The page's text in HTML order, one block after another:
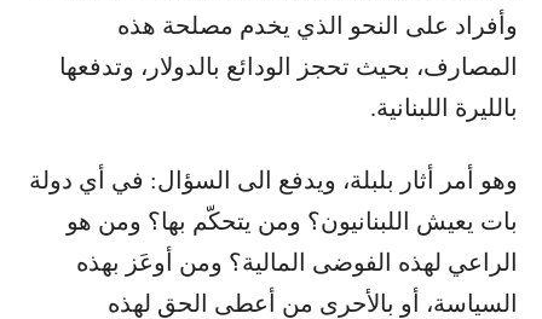
وأفراد على النحو الذي يخدم مصلحة هذه
المصارف، بحيث تحجز الودائع بالدولار، وتدفعها
بالليرة اللبنانية.
وهو أمر أثار بلبلة، ويدفع الى السؤال: في أي دولة
بات يعيش اللبنانيون؟ ومن يتحكّم بها؟ ومن هو
الراعي لهذه الفوضى المالية؟ ومن أوعَز بهذه
السياسة، أو بالأحرى من أعطى الحق لهذه